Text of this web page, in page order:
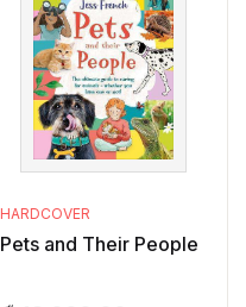
HARDCOVER
Pets and Their People